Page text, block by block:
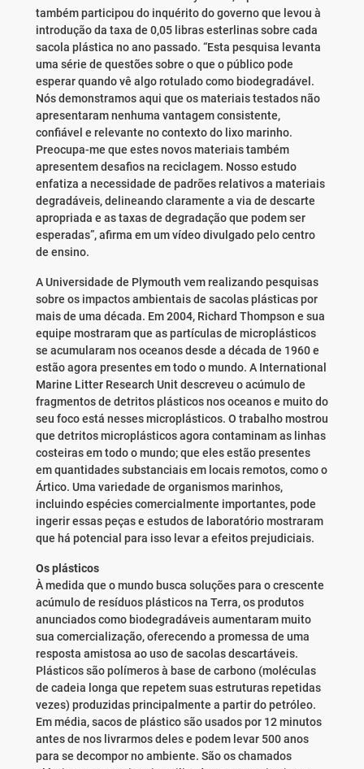
também participou do inquérito do governo que levou à
introdução da taxa de 0,05 libras esterlinas sobre cada
sacola plástica no ano passado. “Esta pesquisa levanta
uma série de questões sobre o que o público pode
esperar quando vê algo rotulado como biodegradável.
Nós demonstramos aqui que os materiais testados não
apresentaram nenhuma vantagem consistente,
confiável e relevante no contexto do lixo marinho.
Preocupa-me que estes novos materiais também
apresentem desafios na reciclagem. Nosso estudo
enfatiza a necessidade de padrões relativos a materiais
degradáveis, delineando claramente a via de descarte
apropriada e as taxas de degradação que podem ser
esperadas”, afirma em um vídeo divulgado pelo centro
de ensino.
A Universidade de Plymouth vem realizando pesquisas
sobre os impactos ambientais de sacolas plásticas por
mais de uma década. Em 2004, Richard Thompson e sua
equipe mostraram que as partículas de microplásticos
se acumularam nos oceanos desde a década de 1960 e
estão agora presentes em todo o mundo. A International
Marine Litter Research Unit descreveu o acúmulo de
fragmentos de detritos plásticos nos oceanos e muito do
seu foco está nesses microplásticos. O trabalho mostrou
que detritos microplásticos agora contaminam as linhas
costeiras em todo o mundo; que eles estão presentes
em quantidades substanciais em locais remotos, como o
Ártico. Uma variedade de organismos marinhos,
incluindo espécies comercialmente importantes, pode
ingerir essas peças e estudos de laboratório mostraram
que há potencial para isso levar a efeitos prejudiciais.
Os plásticos
À medida que o mundo busca soluções para o crescente
acúmulo de resíduos plásticos na Terra, os produtos
anunciados como biodegradáveis aumentaram muito
sua comercialização, oferecendo a promessa de uma
resposta amistosa ao uso de sacolas descartáveis.
Plásticos são polímeros à base de carbono (moléculas
de cadeia longa que repetem suas estruturas repetidas
vezes) produzidas principalmente a partir do petróleo.
Em média, sacos de plástico são usados por 12 minutos
antes de nos livrarmos deles e podem levar 500 anos
para se decompor no ambiente. São os chamados